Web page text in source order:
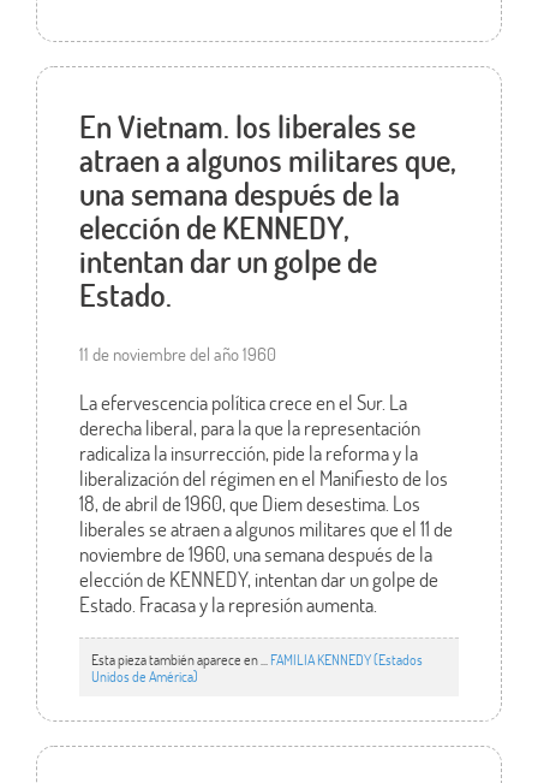
En Vietnam. los liberales se
atraen a algunos militares que,
una semana después de la
elección de KENNEDY,
intentan dar un golpe de
Estado.
11 de noviembre del año 1960
La efervescencia política crece en el Sur. La
derecha liberal, para la que la representación
radicaliza la insurrección, pide la reforma y la
liberalización del régimen en el Manifiesto de los
18, de abril de 1960, que Diem desestima. Los
liberales se atraen a algunos militares que el 11 de
noviembre de 1960, una semana después de la
elección de KENNEDY, intentan dar un golpe de
Estado. Fracasa y la represión aumenta.
Esta pieza también aparece en ... FAMILIA KENNEDY (Estados
Unidos de América)